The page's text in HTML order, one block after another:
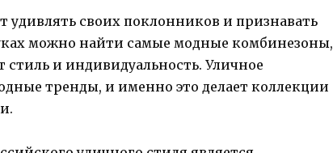
удивлять своих поклонников и признавать
можно найти самые модные комбинезоны,
и индивидуальность. Уличное
тренды, и именно это делает коллекции